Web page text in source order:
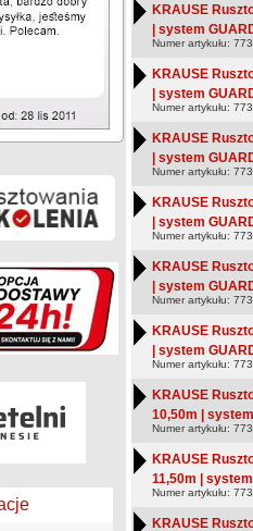
KRAUSE
| system
Numer artykułu:
KRAUSE
| system
Numer artykułu:
KRAUSE
| system
Numer artykułu:
KRAUSE
| system
Numer artykułu:
KRAUSE
| system
Numer artykułu:
KRAUSE
| system
Numer artykułu:
KRAUSE
10,50m |
Numer artykułu:
KRAUSE
11,50m |
Numer artykułu:
KRAUSE